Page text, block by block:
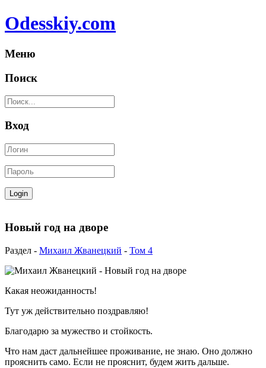
Odesskiy.com
Меню
Поиск
Вход
Новый год на дворе
Раздел - Михаил Жванецкий - Том 4
Какая неожиданность!
Тут уж действительно поздравляю!
Благодарю за мужество и стойкость.
Что нам даст дальнейшее проживание, не знаю. Оно должно
прояснить само. Если не прояснит, будем жить дальше.